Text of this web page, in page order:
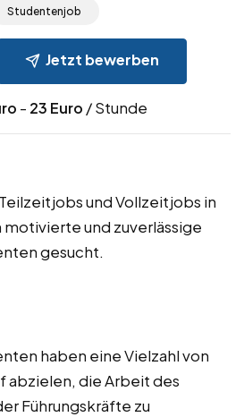
Studentenjob
Jetzt bewerben
- 23 Euro / Stunde
und Vollzeitjobs in
und zuverlässige
gesucht.
haben eine Vielzahl von
abzielen, die Arbeit des
Führungskräfte zu